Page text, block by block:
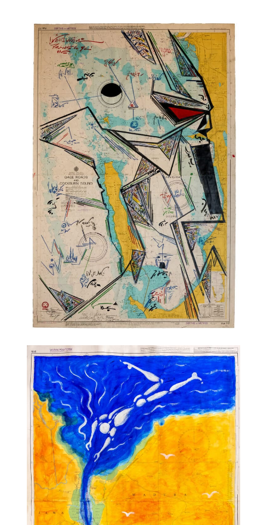
TALC01-28 – Philippe Druillet